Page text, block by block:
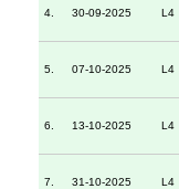
4. 30-09-2025 L4
5. 07-10-2025 L4
6. 13-10-2025 L4
7. 31-10-2025 L4